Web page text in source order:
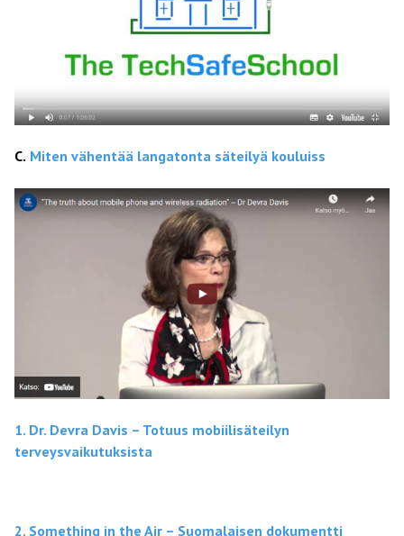
C. Miten vähentää langatonta säteilyä kouluiss
1. Dr. Devra Davis – Totuus mobiilisäteilyn
terveysvaikutuksista
2. Something in the Air – Suomalaisen dokumentti